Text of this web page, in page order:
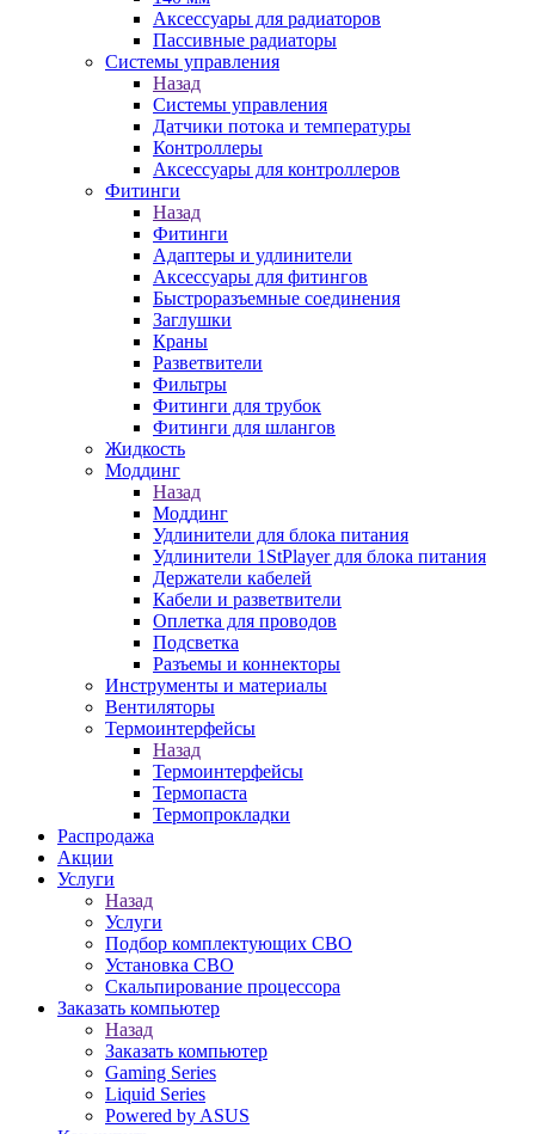
Аксессуары для радиаторов
Пассивные радиаторы
Системы управления
Назад
Системы управления
Датчики потока и температуры
Контроллеры
Аксессуары для контроллеров
Фитинги
Назад
Фитинги
Адаптеры и удлинители
Аксессуары для фитингов
Быстроразъемные соединения
Заглушки
Краны
Разветвители
Фильтры
Фитинги для трубок
Фитинги для шлангов
Жидкость
Моддинг
Назад
Моддинг
Удлинители для блока питания
Удлинители 1StPlayer для блока питания
Держатели кабелей
Кабели и разветвители
Оплетка для проводов
Подсветка
Разъемы и коннекторы
Инструменты и материалы
Вентиляторы
Термоинтерфейсы
Назад
Термоинтерфейсы
Термопаста
Термопрокладки
Распродажа
Акции
Услуги
Назад
Услуги
Подбор комплектующих СВО
Установка СВО
Скальпирование процессора
Заказать компьютер
Назад
Заказать компьютер
Gaming Series
Liquid Series
Powered by ASUS